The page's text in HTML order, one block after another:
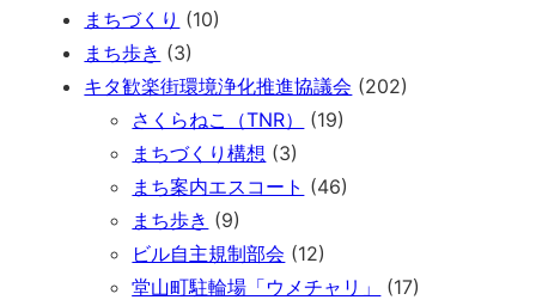
まちづくり (10)
まち歩き (3)
キタ歓楽街環境浄化推進協議会 (202)
さくらねこ（TNR）
(19)
まちづくり構想 (3)
まち案内エスコート (46)
まち歩き (9)
ビル自主規制部会 (12)
堂山町駐輪場「ウメチャリ」
(17)